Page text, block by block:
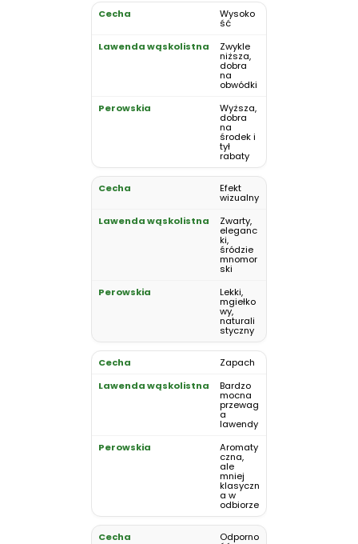
Wysoko
ść
Zwykle
niższa,
dobra
na
obwódki
Wyższa,
dobra
na
środek i
tył
rabaty
Efekt
wizualny
Zwarty,
eleganc
ki,
śródzie
mnomor
ski
Lekki,
mgiełko
wy,
naturali
styczny
Zapach
Bardzo
mocna
przewag
a
lawendy
Aromaty
czna,
ale
mniej
klasyczn
a w
odbiorze
Odporno